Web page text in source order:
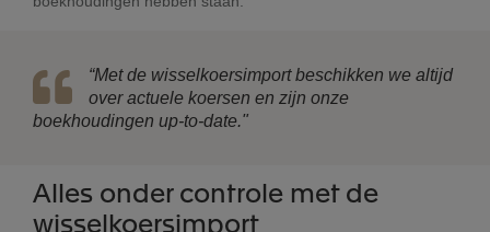
“Met de wisselkoersimport beschikken we altijd
over actuele koersen en zijn onze
boekhoudingen up-to-date."
Alles onder controle met de
wisselkoersimport